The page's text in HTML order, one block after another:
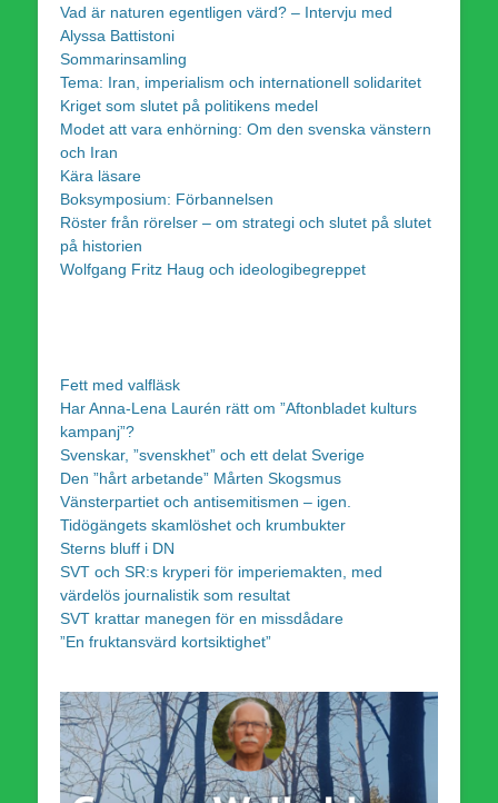
Vad är naturen egentligen värd? – Intervju med
Alyssa Battistoni
Sommarinsamling
Tema: Iran, imperialism och internationell solidaritet
Kriget som slutet på politikens medel
Modet att vara enhörning: Om den svenska vänstern
och Iran
Kära läsare
Boksymposium: Förbannelsen
Röster från rörelser – om strategi och slutet på slutet
på historien
Wolfgang Fritz Haug och ideologibegreppet
Fett med valfläsk
Har Anna-Lena Laurén rätt om ”Aftonbladet kulturs
kampanj”?
Svenskar, ”svenskhet” och ett delat Sverige
Den ”hårt arbetande” Mårten Skogsmus
Vänsterpartiet och antisemitismen – igen.
Tidögängets skamlöshet och krumbukter
Sterns bluff i DN
SVT och SR:s kryperi för imperiemakten, med
värdelös journalistik som resultat
SVT krattar manegen för en missdådare
”En fruktansvärd kortsiktighet”